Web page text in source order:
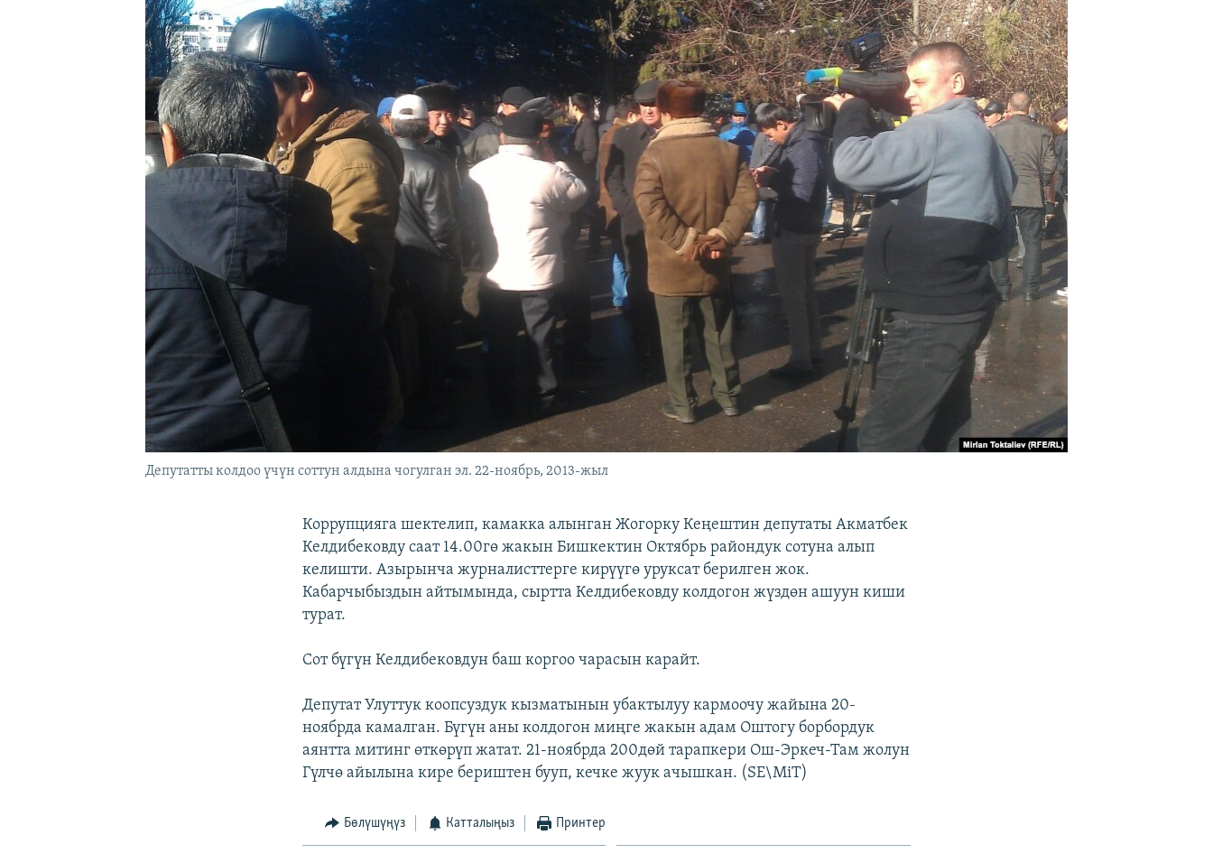
ЫҢГАЙСЫЗ СУРООЛОР
Депутатты колдоо үчүн соттун алдына чогулган эл. 22-ноябрь, 2013-жыл
Коррупцияга шектелип, камакка алынган Жогорку Кеңештин депутаты Акматбек
Келдибековду саат 14.00гө жакын Бишкектин Октябрь райондук сотуна алып
келишти. Азырынча журналисттерге кирүүгө уруксат берилген жок.
Кабарчыбыздын айтымында, сыртта Келдибековду колдогон жүздөн ашуун киши
турат.
Сот бүгүн Келдибековдун баш коргоо чарасын карайт.
Депутат Улуттук коопсуздук кызматынын убактылуу кармоочу жайына 20-
ноябрда камалган. Бүгүн аны колдогон миңге жакын адам Оштогу борбордук
аянтта митинг өткөрүп жатат. 21-ноябрда 200дөй тарапкери Ош-Эркеч-Там жолун
Гүлчө айылына кире бериштен бууп, кечке жуук ачышкан. (SE\MiT)
Бөлүшүңүз Катталыңыз Принтер